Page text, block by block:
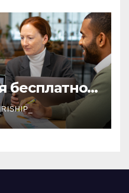
бесплатной
для
и